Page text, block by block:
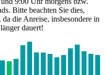
Bitte beachten Sie dies,
die Anreise, insbesondere in
dauert!